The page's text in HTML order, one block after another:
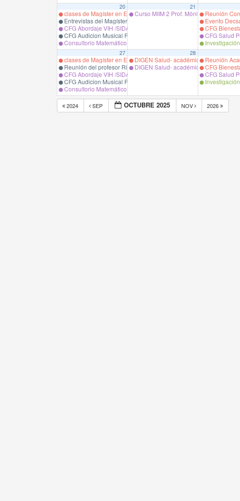
20
clases de Magíster en Educación en Ciencias de la Salud,
Entrevistas del Magíster.
CFG Abordaje VIH /SIDA. Prof. S. Oyarzo
CFG Audicion Musical Prof. S. Garrido.
Consultorio Matemático Prof. Ingrid Galaz Paredes.
21
Curso MIIM 2 Prof. Mónica Espinoza
Reunión
Evento
CFG
CFG Salud
Investigación
27
clases de Magíster en Educación en Ciencias de la Salud,
Reunión del profesor Rigoberto Marín
CFG Abordaje VIH /SIDA. Prof. S. Oyarzo
CFG Audicion Musical Prof. S. Garrido.
Consultorio Matemático Prof. Ingrid Galaz Paredes.
28
DIGEN Salud- académica de la ESP
DIGEN Salud- académica de la ESP
Reunión
CFG
CFG Salud
Investigación
2024 SEP OCTUBRE 2025 NOV 2026